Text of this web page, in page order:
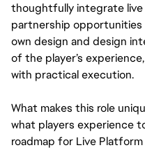
thoughtfully integrate
partnership opportunities
own design and design
of the player’s
with practical execution.
What makes this role
what players experience
roadmap for Live